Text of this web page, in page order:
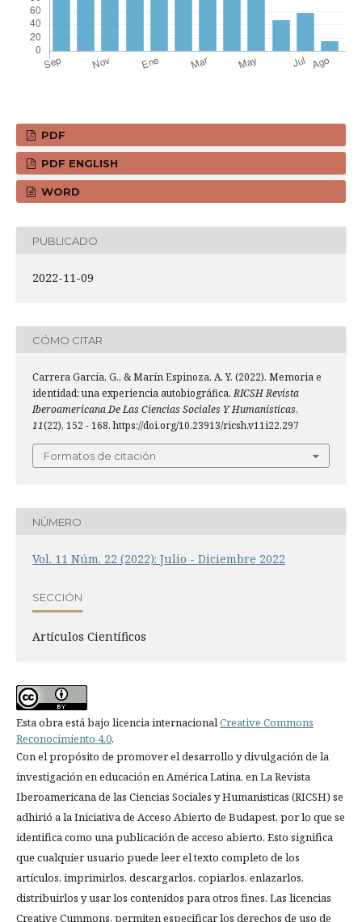
PDF
PDF ENGLISH
WORD
PUBLICADO
2022-11-09
CÓMO CITAR
Carrera García, G., & Marín Espinoza, A. Y. (2022). Memoria e
identidad: una experiencia autobiográfica.RICSH Revista
Iberoamericana De Las Ciencias Sociales Y Humanísticas,
11(22), 152 - 168. https://doi.org/10.23913/ricsh.v11i22.297
Formatos de citación
NÚMERO
Vol. 11 Núm. 22 (2022): Julio - Diciembre 2022
SECCIÓN
Artí­culos Científicos
Esta obra está bajo licencia internacionalCreative Commons
Reconocimiento 4.0.
Con el propósito de promover el desarrollo y divulgación de la
investigación en educación en América Latina, en La Revista
Iberoamericana de las Ciencias Sociales y Humanisticas (RICSH) se
adhirió a la Iniciativa de Acceso Abierto de Budapest, por lo que se
identifica como una publicación de acceso abierto. Esto significa
que cualquier usuario puede leer el texto completo de los
artículos, imprimirlos, descargarlos, copiarlos, enlazarlos,
distribuirlos y usar los contenidos para otros fines. Las licencias
Creative Cummons, permiten especificar los derechos de uso de